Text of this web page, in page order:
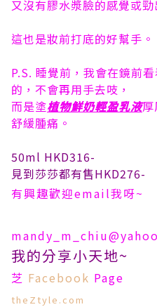
又沒有膠水漿臉的感覺或勁
這也是妝前打底的好幫手。
P.S. 睡覺前，我會在鏡前
的，不會再用手去吱，
而是塗植物鮮奶輕盈乳液
舒緩腫痛。
50ml HKD316-
見到莎莎都有售HKD276-
有興趣歡迎email我呀~
我的分享小天地~
芝 Facebook Page
theZtyle.com